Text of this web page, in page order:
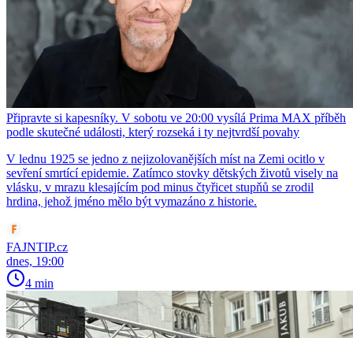
Připravte si kapesníky. V sobotu ve 20:00 vysílá Prima MAX příběh
podle skutečné události, který rozseká i ty nejtvrdší povahy
V lednu 1925 se jedno z nejizolovanějších míst na Zemi ocitlo v
sevření smrtící epidemie. Zatímco stovky dětských životů visely na
vlásku, v mrazu klesajícím pod minus čtyřicet stupňů se zrodil
hrdina, jehož jméno mělo být vymazáno z historie.
FAJNTIP.cz
dnes, 19:00
4 min